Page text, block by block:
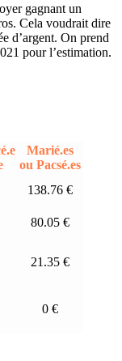
gagnant un
Cela voudrait dire
d’argent. On prend
pour l’estimation.
Marié.es
ou Pacsé.es
138.76 €
80.05 €
21.35 €
0 €